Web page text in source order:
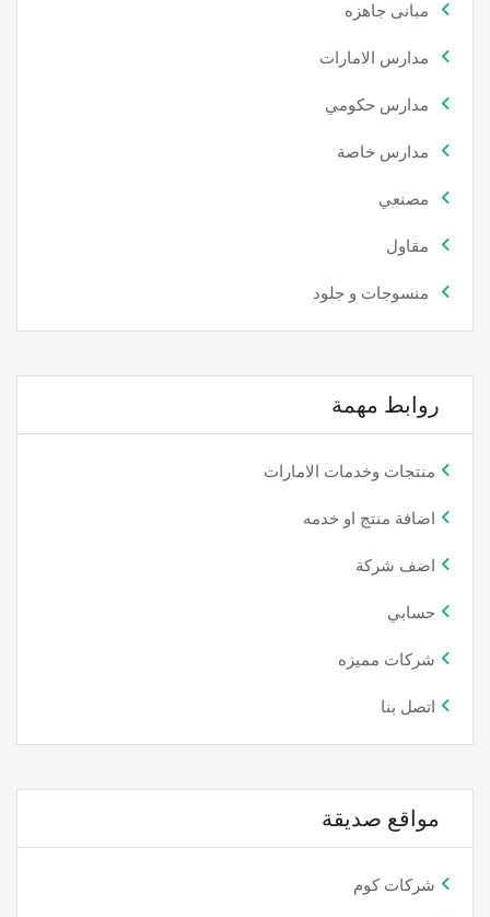
مبانى جاهزه
مدارس الامارات
مدارس حكومي
مدارس خاصة
مصنعي
مقاول
منسوجات و جلود
روابط مهمة
منتجات وخدمات الامارات
اضافة منتج او خدمه
اضف شركة
حسابي
شركات مميزه
اتصل بنا
مواقع صديقة
شركات كوم